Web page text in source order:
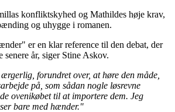
konfliktskyhed og Mathildes høje krav,
og uhygge i romanen.
er en klar reference til den debat, der
år, siger Stine Askov.
forundret over, at høre den måde,
på, som sådan nogle løsrevne
ovenikøbet til at importere dem. Jeg
bare med hænder."